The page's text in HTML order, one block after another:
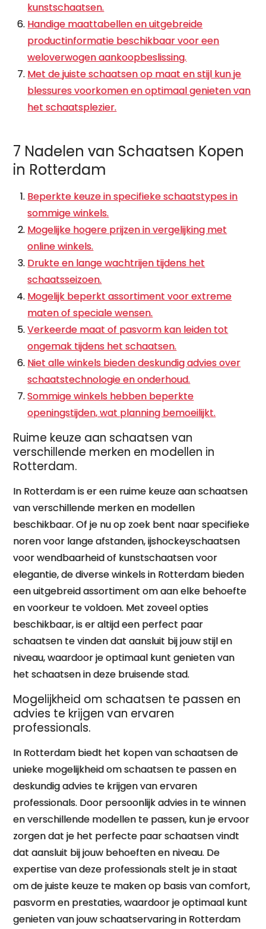
kunstschaatsen.
Handige maattabellen en uitgebreide
productinformatie beschikbaar voor een
weloverwogen aankoopbeslissing.
Met de juiste schaatsen op maat en stijl kun je
blessures voorkomen en optimaal genieten van
het schaatsplezier.
7 Nadelen van Schaatsen Kopen
in Rotterdam
Beperkte keuze in specifieke schaatstypes in
sommige winkels.
Mogelijke hogere prijzen in vergelijking met
online winkels.
Drukte en lange wachtrijen tijdens het
schaatsseizoen.
Mogelijk beperkt assortiment voor extreme
maten of speciale wensen.
Verkeerde maat of pasvorm kan leiden tot
ongemak tijdens het schaatsen.
Niet alle winkels bieden deskundig advies over
schaatstechnologie en onderhoud.
Sommige winkels hebben beperkte
openingstijden, wat planning bemoeilijkt.
Ruime keuze aan schaatsen van
verschillende merken en modellen in
Rotterdam.
In Rotterdam is er een ruime keuze aan schaatsen
van verschillende merken en modellen
beschikbaar. Of je nu op zoek bent naar specifieke
noren voor lange afstanden, ijshockeyschaatsen
voor wendbaarheid of kunstschaatsen voor
elegantie, de diverse winkels in Rotterdam bieden
een uitgebreid assortiment om aan elke behoefte
en voorkeur te voldoen. Met zoveel opties
beschikbaar, is er altijd een perfect paar
schaatsen te vinden dat aansluit bij jouw stijl en
niveau, waardoor je optimaal kunt genieten van
het schaatsen in deze bruisende stad.
Mogelijkheid om schaatsen te passen en
advies te krijgen van ervaren
professionals.
In Rotterdam biedt het kopen van schaatsen de
unieke mogelijkheid om schaatsen te passen en
deskundig advies te krijgen van ervaren
professionals. Door persoonlijk advies in te winnen
en verschillende modellen te passen, kun je ervoor
zorgen dat je het perfecte paar schaatsen vindt
dat aansluit bij jouw behoeften en niveau. De
expertise van deze professionals stelt je in staat
om de juiste keuze te maken op basis van comfort,
pasvorm en prestaties, waardoor je optimaal kunt
genieten van jouw schaatservaring in Rotterdam